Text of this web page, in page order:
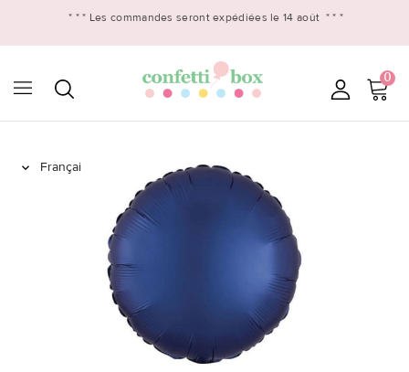
* * * Les commandes seront expédiées le 14 août * * *
0
